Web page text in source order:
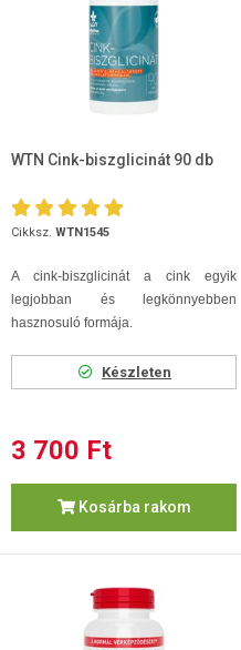
WTN Cink-biszglicinát 90 db
Cikksz. WTN1545
A cink-biszglicinát a cink egyik
legjobban és legkönnyebben
hasznosuló formája.
Készleten
3 700 Ft
Kosárba rakom